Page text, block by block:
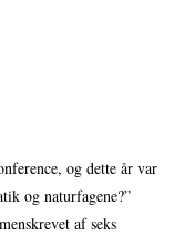
og dette år var
og naturfagene?”
af seks